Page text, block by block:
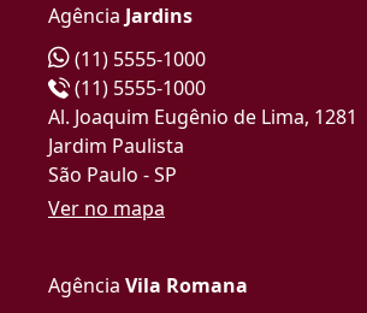
Agência Jardins
(11) 5555-1000
(11) 5555-1000
Al. Joaquim Eugênio de Lima, 1281
Jardim Paulista
São Paulo - SP
Ver no mapa
Agência Vila Romana